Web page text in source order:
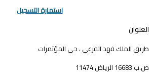
استمارة التسجيل
الملك فهد الفرعي ، حي المؤتمرات
الرياض 11474